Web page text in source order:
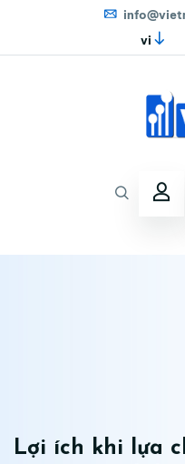
vi
Lợi ích khi lựa